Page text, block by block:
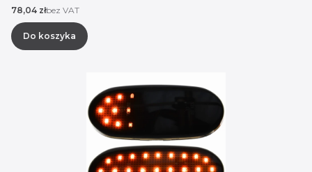
Cena
78,04 złbez VAT
Do koszyka